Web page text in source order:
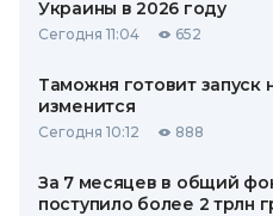
Украины в 2026 году
Сегодня 11:04 652
Таможня готовит запуск
изменится
Сегодня 10:12 888
За 7 месяцев в общий
поступило более 2 трлн